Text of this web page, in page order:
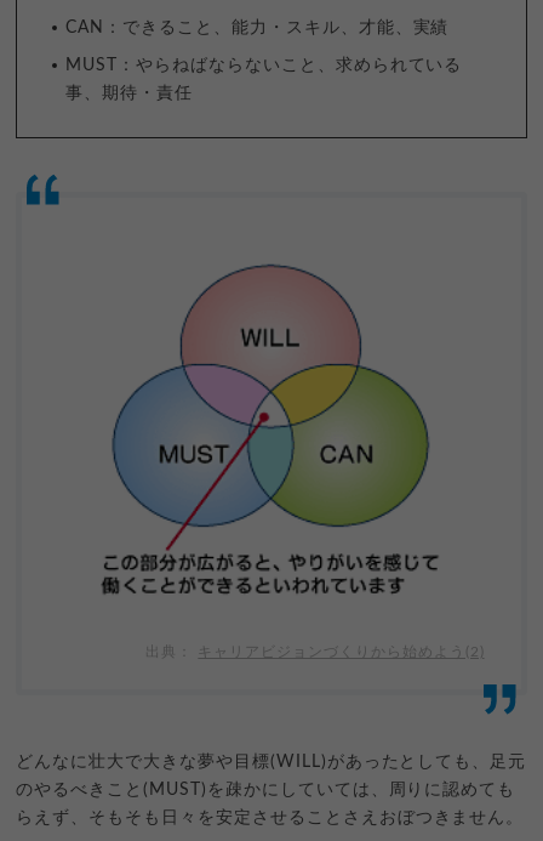
CAN：できること、能力・スキル、才能、実績
MUST：やらねばならないこと、求められている
事、期待・責任
キャリアビジョンづくりから始めよう(2)
どんなに壮大で大きな夢や目標(WILL)があったとしても、足元
のやるべきこと(MUST)を疎かにしていては、周りに認めても
らえず、そもそも日々を安定させることさえおぼつきません。